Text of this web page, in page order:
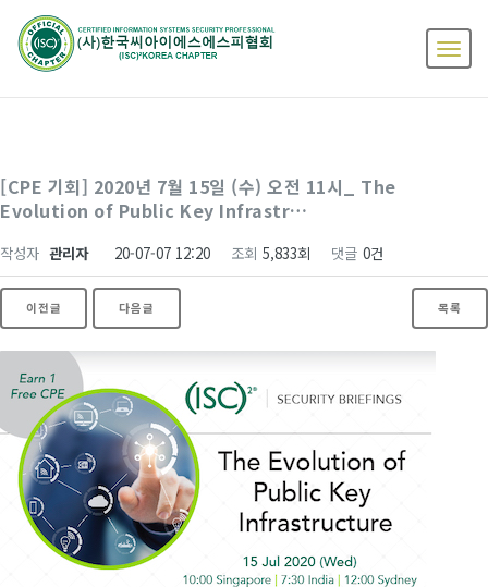
[CPE 기회] 2020년 7월 15일 (수) 오전 11시_ The
Evolution of Public Key Infrastr…
작성자 관리자 20-07-07 12:20 조회 5,833회 댓글 0건
이전글 다음글 목록